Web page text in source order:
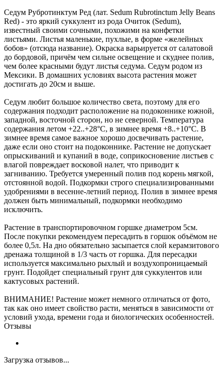
Седум Рубротинктум Ред (лат. Sedum Rubrotinctum Jelly Beans
Red) - это яркий суккулент из рода Очиток (Sedum),
известный своими сочными, похожими на конфетки
листьями. Листья маленькие, пухлые, в форме «желейных
бобов» (отсюда название). Окраска варьируется от салатовой
до бордовой, причём чем сильне освещение и скуднее полив,
чем более красными будут листья седума. Седум родом из
Мексики. В домашних условиях высота растения может
достигать до 20см и выше.
Седум любит большое количество света, поэтому для его
содержания подходит расположение на подоконнике южной,
западной, восточной сторон, но не северной. Температура
содержания летом +22..+28°C, в зимнее время +8..+10°C. В
зимнее время самое важное хорошо досвечивать растение,
даже если оно стоит на подоконнике. Растение не допускает
опрыскиваний и купаний в воде, соприкосновение листьев с
влагой повреждает восковой налет, что приводит к
загниванию. Требуется умеренный полив под корень мягкой,
отстоянной водой. Подкормки строго специализированными
удобрениями в весенне-летний период. Полив в зимнее время
должен быть минимальный, подкормки необходимо
исключить.
Растение в транспортировочном горшке диаметром 5см.
После покупки рекомендуем пересадить в горшок объёмом не
более 0,5л. На дно обязательно засыпается слой керамзитового
дренажа толщиной в 1/3 часть от горшка. Для пересадки
используется максимально рыхлый и воздухопроницаемый
грунт. Подойдет специальный грунт для суккулентов или
кактусовых растений.
ВНИМАНИЕ! Растение может немного отличаться от фото,
так как оно имеет свойство расти, меняться в зависимости от
условий ухода, времени года и биологических особенностей.
Отзывы
Загрузка отзывов...